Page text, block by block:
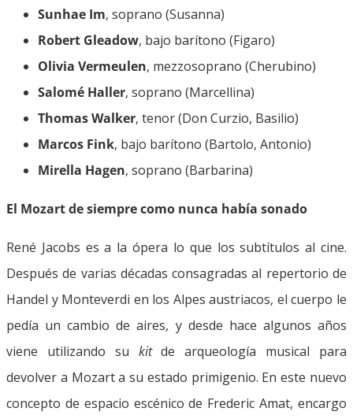
Sunhae Im, soprano (Susanna)
Robert Gleadow, bajo barítono (Figaro)
Olivia Vermeulen, mezzosoprano (Cherubino)
Salomé Haller, soprano (Marcellina)
Thomas Walker, tenor (Don Curzio, Basilio)
Marcos Fink, bajo barítono (Bartolo, Antonio)
Mirella Hagen, soprano (Barbarina)
El Mozart de siempre como nunca había sonado
René Jacobs es a la ópera lo que los subtítulos al cine.
Después de varias décadas consagradas al repertorio de
Handel y Monteverdi en los Alpes austriacos, el cuerpo le
pedía un cambio de aires, y desde hace algunos años
viene utilizando su kitde arqueología musical para
devolver a Mozart a su estado primigenio. En este nuevo
concepto de espacio escénico de Frederic Amat, encargo